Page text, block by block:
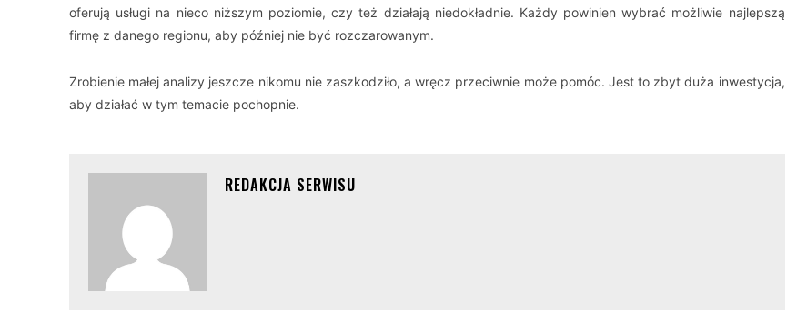
oferują usługi na nieco niższym poziomie, czy też działają niedokładnie. Każdy powinien wybrać możliwie najlepszą
firmę z danego regionu, aby później nie być rozczarowanym.
Zrobienie małej analizy jeszcze nikomu nie zaszkodziło, a wręcz przeciwnie może pomóc. Jest to zbyt duża inwestycja,
aby działać w tym temacie pochopnie.
REDAKCJA SERWISU